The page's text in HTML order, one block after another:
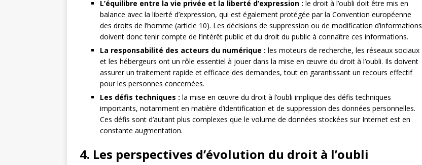
L’équilibre entre la vie privée et la liberté d’expression : le droit à l’oubli doit être mis en
balance avec la liberté d’expression, qui est également protégée par la Convention européenne
des droits de l’homme (article 10). Les décisions de suppression ou de modification d’informations
doivent donc tenir compte de l’intérêt public et du droit du public à connaître ces informations.
La responsabilité des acteurs du numérique : les moteurs de recherche, les réseaux sociaux
et les hébergeurs ont un rôle essentiel à jouer dans la mise en œuvre du droit à l’oubli. Ils doivent
assurer un traitement rapide et efficace des demandes, tout en garantissant un recours effectif
pour les personnes concernées.
Les défis techniques : la mise en œuvre du droit à l’oubli implique des défis techniques
importants, notamment en matière d’identification et de suppression des données personnelles.
Ces défis sont d’autant plus complexes que le volume de données stockées sur Internet est en
constante augmentation.
4. Les perspectives d’évolution du droit à l’oubli